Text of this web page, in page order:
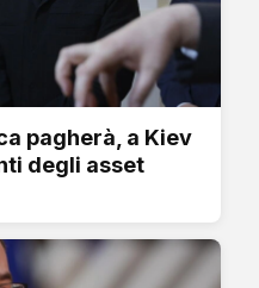
pagherà, a Kiev
degli asset